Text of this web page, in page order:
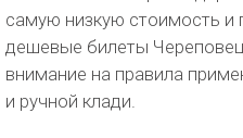
самую низкую стоимость
дешевые билеты
внимание на правила
и ручной клади.